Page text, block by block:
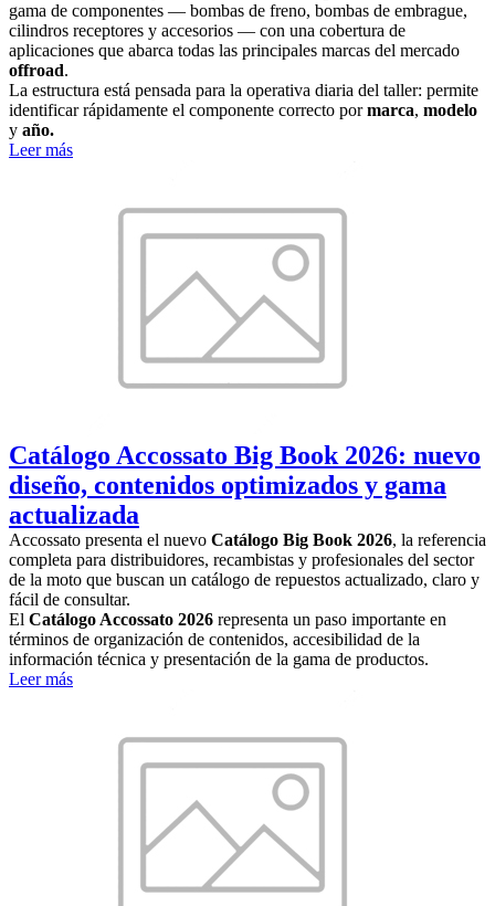
gama de componentes — bombas de freno, bombas de embrague,
cilindros receptores y accesorios — con una cobertura de
aplicaciones que abarca todas las principales marcas del mercado
offroad.
La estructura está pensada para la operativa diaria del taller: permite
identificar rápidamente el componente correcto pormarca, modelo
y año.
Leer más
Catálogo Accossato Big Book 2026: nuevo
diseño, contenidos optimizados y gama
actualizada
Accossato presenta el nuevo Catálogo Big Book 2026, la referencia
completa para distribuidores, recambistas y profesionales del sector
de la moto que buscan un catálogo de repuestos actualizado, claro y
fácil de consultar.
El Catálogo Accossato 2026 representa un paso importante en
términos de organización de contenidos, accesibilidad de la
información técnica y presentación de la gama de productos.
Leer más